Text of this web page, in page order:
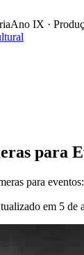
Ano IX ·
para
para
em 5 de